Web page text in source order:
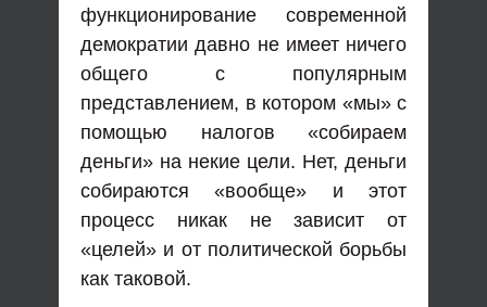
функционирование современной
демократии давно не имеет ничего
общего с популярным
представлением, в котором «мы» с
помощью налогов «собираем
деньги» на некие цели. Нет, деньги
собираются «вообще» и этот
процесс никак не зависит от
«целей» и от политической борьбы
как таковой.